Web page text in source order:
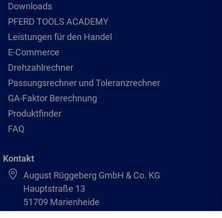
Downloads
PFERD TOOLS ACADEMY
Leistungen für den Handel
E-Commerce
Drehzahlrechner
Passungsrechner und Toleranzrechner
GA-Faktor Berechnung
Produktfinder
FAQ
Kontakt
August Rüggeberg GmbH & Co. KG
Hauptstraße 13
51709 Marienheide